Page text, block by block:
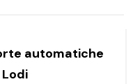
automatiche